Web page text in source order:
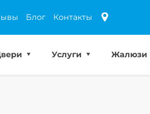
Блог Контакты
Услуги Жалюзи